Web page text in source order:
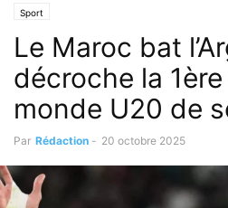
Sport
Le Maroc bat
décroche la
monde U20 de
Par Rédaction - 20 octobre 2025